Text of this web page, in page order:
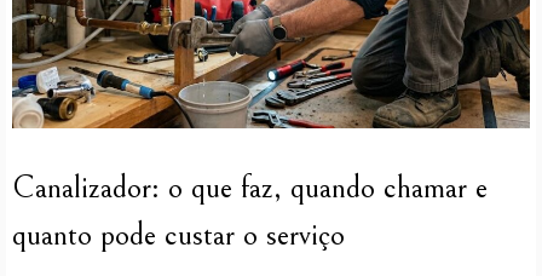
Canalizador: o que faz, quando chamar e
quanto pode custar o serviço